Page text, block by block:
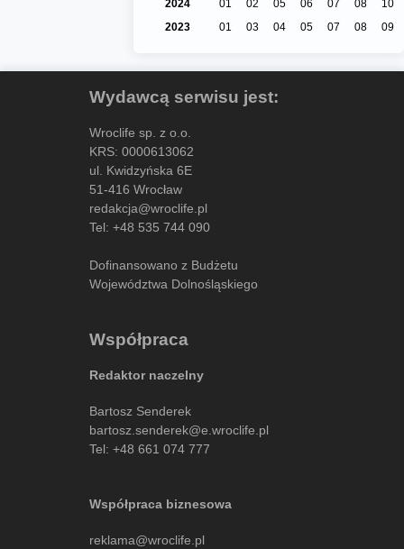
2024
01 02 05 06 07 08
10
2023
01 03 04 05 07 08 09
Wydawcą serwisu jest:
Wroclife sp. z o.o.
KRS: 0000613062
ul. Kwidzyńska 6E
51-416 Wrocław
redakcja@wroclife.pl
Tel: +48 535 744 090
Dofinansowano z Budżetu
Województwa Dolnośląskiego
Współpraca
Redaktor naczelny
Bartosz Senderek
bartosz.senderek@e.wroclife.pl
Tel: +48 661 074 777
Współpraca biznesowa
reklama@wroclife.pl